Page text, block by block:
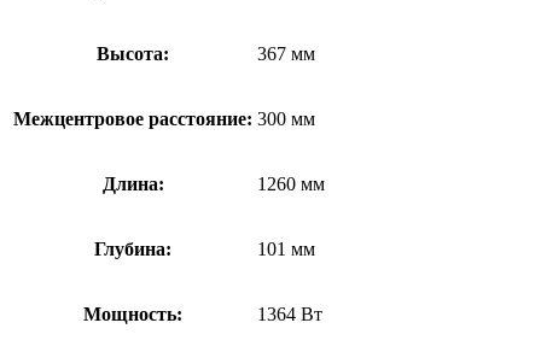
Высота: 367 мм
Межцентровое расстояние: 300 мм
Длина: 1260 мм
Глубина: 101 мм
Мощность: 1364 Вт